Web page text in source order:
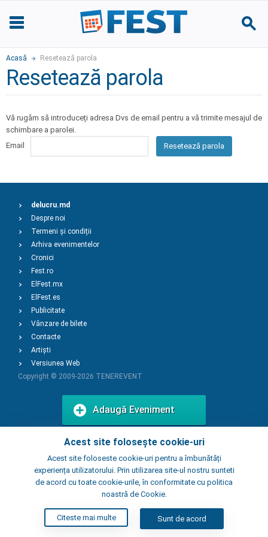
Acasă Resetează parola
Resetează parola
Vă rugăm să introduceți adresa Dvs de email pentru a vă trimite mesajul de
schimbare a parolei.
Email
Resetează parola
Acest site folosește cookie-uri
Acest site foloseste cookie-uri pentru a îmbunătăți
experiența utilizatorului. Prin utilizarea site-ul nostru sunteti
de acord cu toate cookie-urile, în conformitate cu politica
noastră de Cookie.
Citeste mai multe Sunt de acord
delucru.md
Despre noi
Termeni și condiții
Arhiva evenimentelor
Cronici
Fest.ro
ElFest.mx
ElFest.es
Publicitate
Vânzare de bilete
Contacte
Artiști
Versiunea Web
Copyright © 2009-2026 TENEREVENT
Adaugă Eveniment
Adaugă Local